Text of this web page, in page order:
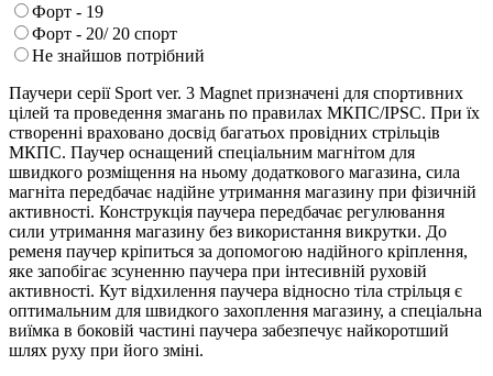
Форт - 19
Форт - 20/ 20 спорт
Не знайшов потрібний
Паучери серії Sport ver. 3 Magnet призначені для спортивних
цілей та проведення змагань по правилах МКПС/IPSC. При їх
створенні враховано досвід багатьох провідних стрільців
МКПС. Паучер оснащений спеціальним магнітом для
швидкого розміщення на ньому додаткового магазина, сила
магніта передбачає надійне утримання магазину при фізичній
активності. Конструкція паучера передбачає регулювання
сили утримання магазину без використання викрутки. До
ременя паучер кріпиться за допомогою надійного кріплення,
яке запобігає зсуненню паучера при інтесивній руховій
активності. Кут відхилення паучера відносно тіла стрільця є
оптимальним для швидкого захоплення магазину, а спеціальна
виїмка в боковій частині паучера забезпечує найкоротший
шлях руху при його зміні.